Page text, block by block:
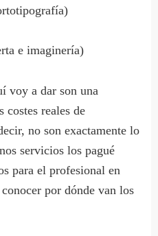
e imaginería)
voy a dar son una
costes reales de
no son exactamente lo
servicios los pagué
para el profesional en
por dónde van los